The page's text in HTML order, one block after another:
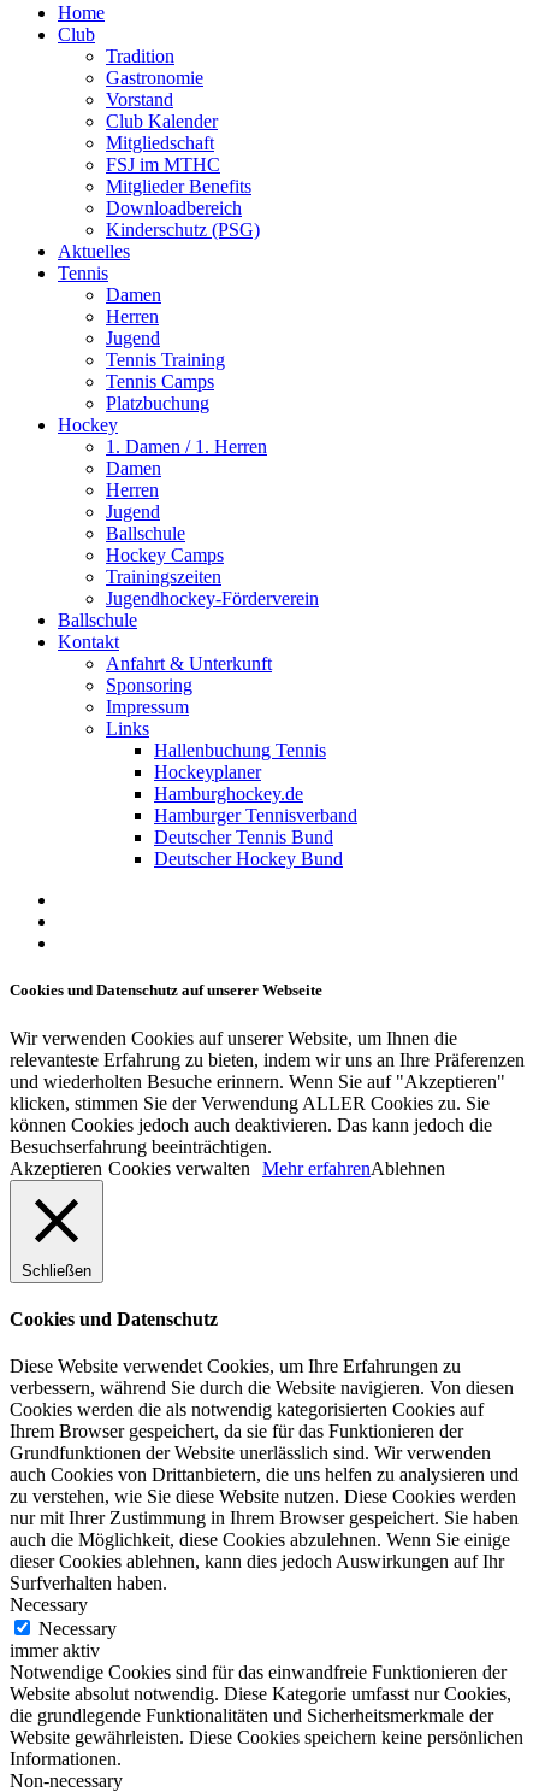
Close
Menu
Home
Club
Tradition
Gastronomie
Vorstand
Club Kalender
Mitgliedschaft
FSJ im MTHC
Mitglieder Benefits
Downloadbereich
Kinderschutz (PSG)
Aktuelles
Tennis
Damen
Herren
Jugend
Tennis Training
Tennis Camps
Platzbuchung
Hockey
1. Damen / 1. Herren
Damen
Herren
Jugend
Ballschule
Hockey Camps
Trainingszeiten
Jugendhockey-Förderverein
Ballschule
Kontakt
Anfahrt & Unterkunft
Sponsoring
Impressum
Links
Hallenbuchung Tennis
Hockeyplaner
Hamburghockey.de
Hamburger Tennisverband
Deutscher Tennis Bund
Deutscher Hockey Bund
Cookies und Datenschutz auf unserer Webseite
Wir verwenden Cookies auf unserer Website, um Ihnen die
relevanteste Erfahrung zu bieten, indem wir uns an Ihre Präferenzen
und wiederholten Besuche erinnern. Wenn Sie auf "Akzeptieren"
klicken, stimmen Sie der Verwendung ALLER Cookies zu. Sie
können Cookies jedoch auch deaktivieren. Das kann jedoch die
Besuchserfahrung beeinträchtigen.
Akzeptieren Cookies verwalten Mehr erfahrenAblehnen
Schließen
Cookies und Datenschutz
Diese Website verwendet Cookies, um Ihre Erfahrungen zu
verbessern, während Sie durch die Website navigieren. Von diesen
Cookies werden die als notwendig kategorisierten Cookies auf
Ihrem Browser gespeichert, da sie für das Funktionieren der
Grundfunktionen der Website unerlässlich sind. Wir verwenden
auch Cookies von Drittanbietern, die uns helfen zu analysieren und
zu verstehen, wie Sie diese Website nutzen. Diese Cookies werden
nur mit Ihrer Zustimmung in Ihrem Browser gespeichert. Sie haben
auch die Möglichkeit, diese Cookies abzulehnen. Wenn Sie einige
dieser Cookies ablehnen, kann dies jedoch Auswirkungen auf Ihr
Surfverhalten haben.
Necessary
Necessary
immer aktiv
Notwendige Cookies sind für das einwandfreie Funktionieren der
Website absolut notwendig. Diese Kategorie umfasst nur Cookies,
die grundlegende Funktionalitäten und Sicherheitsmerkmale der
Website gewährleisten. Diese Cookies speichern keine persönlichen
Informationen.
Non-necessary